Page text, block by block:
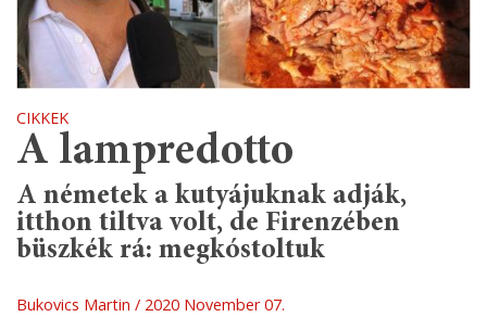
CIKKEK
A lampredotto
A németek a kutyájuknak adják,
itthon tiltva volt, de Firenzében
büszkék rá: megkóstoltuk
Bukovics Martin 2020 November 07.